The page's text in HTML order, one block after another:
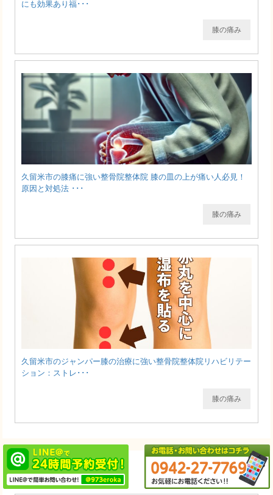
にも効果あり福･･･
膝の痛み
久留米市の膝痛に強い整骨院整体院 膝の皿の上が痛い人必見！
原因と対処法 ･･･
膝の痛み
久留米市のジャンパー膝の治療に強い整骨院整体院リハビリテー
ション：ストレ･･･
膝の痛み
新着記事